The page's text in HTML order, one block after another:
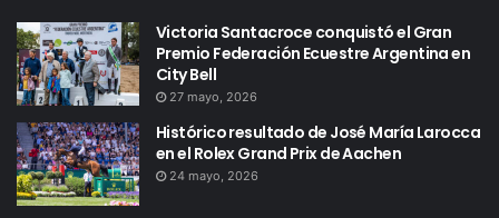
Victoria Santacroce conquistó el Gran
Premio Federación Ecuestre Argentina en
City Bell
27 mayo, 2026
Histórico resultado de José María Larocca
en el Rolex Grand Prix de Aachen
24 mayo, 2026